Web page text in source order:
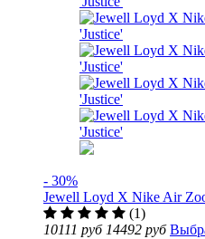
- 30%
Jewell Loyd X Nike Air
(1)
10111 руб 14492 руб